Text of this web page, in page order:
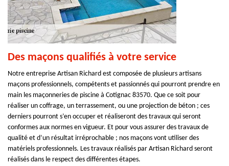
Des maçons qualifiés à votre service
Notre entreprise Artisan Richard est composée de plusieurs artisans
maçons professionnels, compétents et passionnés qui pourront prendre en
main les maçonneries de piscine à Cotignac 83570. Que ce soit pour
réaliser un coffrage, un terrassement, ou une projection de béton ; ces
derniers pourront s’en occuper et réaliseront des travaux qui seront
conformes aux normes en vigueur. Et pour vous assurer des travaux de
qualité et d’un résultat irréprochable ; nos maçons vont utiliser des
matériels professionnels. Les travaux réalisés par Artisan Richard seront
réalisés dans le respect des différentes étapes.